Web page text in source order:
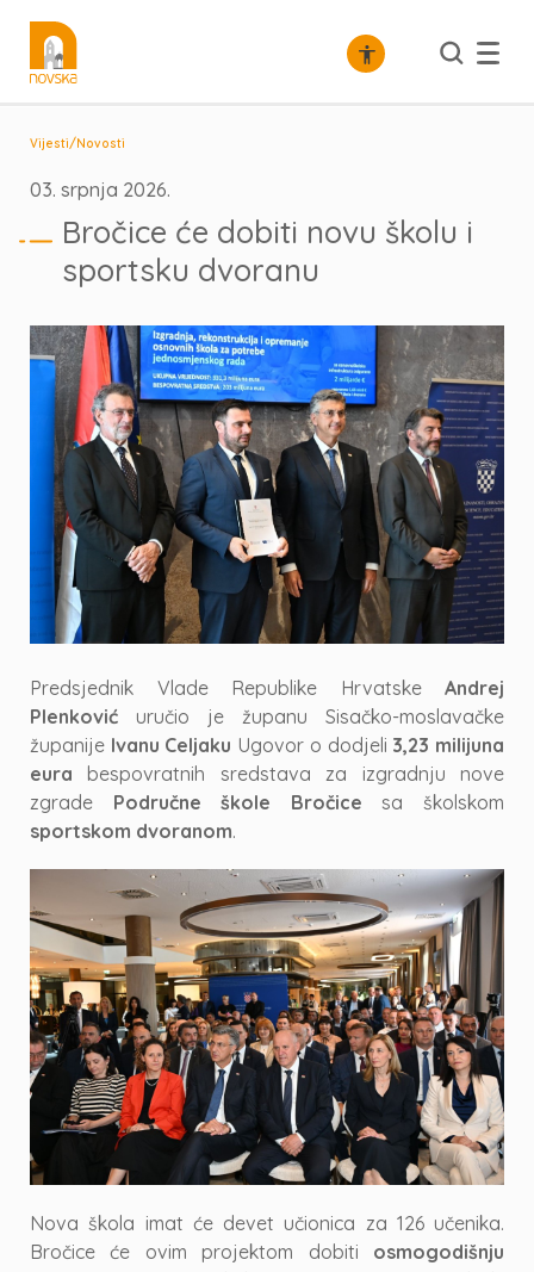
Vijesti/Novosti
03. srpnja 2026.
Bročice će dobiti novu školu i
sportsku dvoranu
Predsjednik Vlade Republike HrvatskeAndrej
Plenković uručio je županu Sisačko-moslavačke
županije Ivanu Celjaku Ugovor o dodjeli 3,23 milijuna
eura bespovratnih sredstava za izgradnju nove
zgrade Područne škole Bročice sa školskom
sportskom dvoranom.
Nova škola imat će devet učionica za 126 učenika.
Bročice će ovim projektom dobiti osmogodišnju